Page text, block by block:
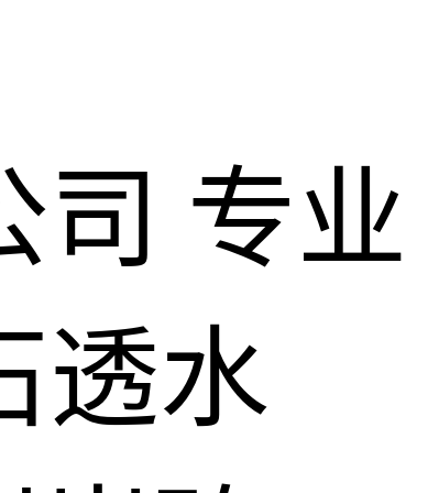
司 专业
透水